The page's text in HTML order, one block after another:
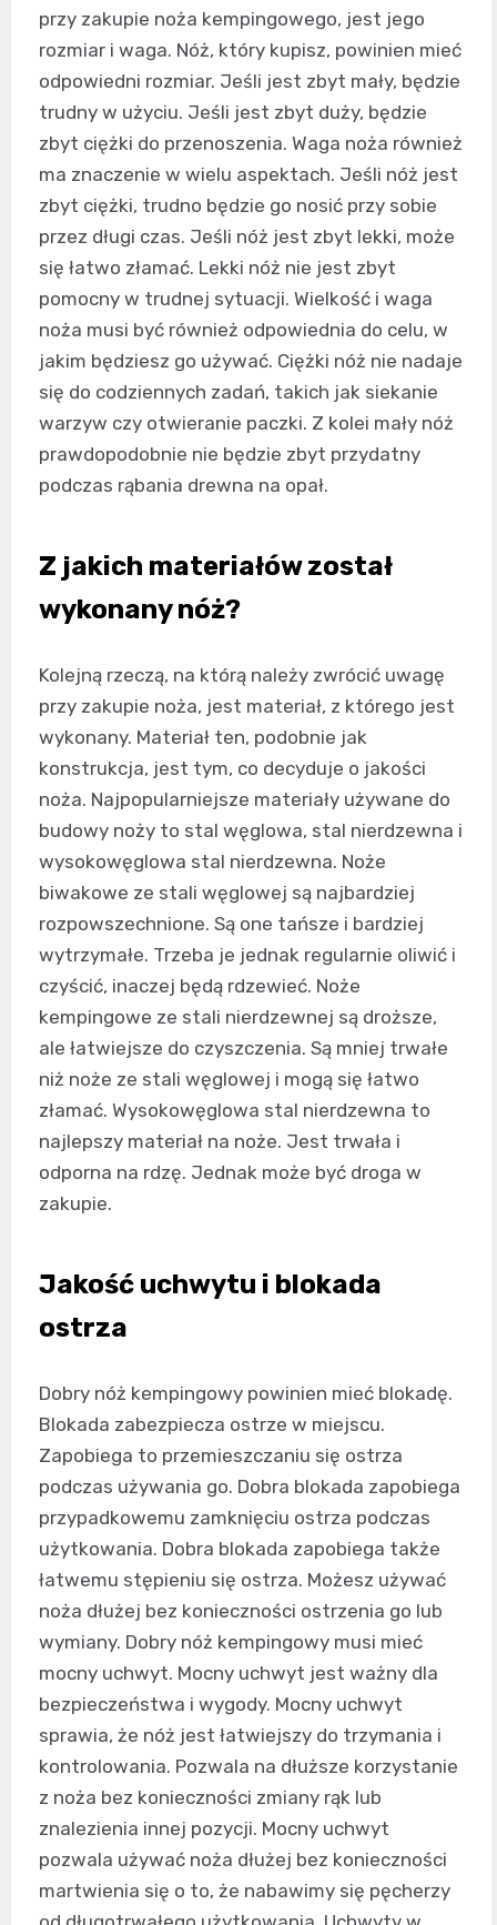
przy zakupie noża kempingowego, jest jego
rozmiar i waga. Nóż, który kupisz, powinien mieć
odpowiedni rozmiar. Jeśli jest zbyt mały, będzie
trudny w użyciu. Jeśli jest zbyt duży, będzie
zbyt ciężki do przenoszenia. Waga noża również
ma znaczenie w wielu aspektach. Jeśli nóż jest
zbyt ciężki, trudno będzie go nosić przy sobie
przez długi czas. Jeśli nóż jest zbyt lekki, może
się łatwo złamać. Lekki nóż nie jest zbyt
pomocny w trudnej sytuacji. Wielkość i waga
noża musi być również odpowiednia do celu, w
jakim będziesz go używać. Ciężki nóż nie nadaje
się do codziennych zadań, takich jak siekanie
warzyw czy otwieranie paczki. Z kolei mały nóż
prawdopodobnie nie będzie zbyt przydatny
podczas rąbania drewna na opał.
Z jakich materiałów został
wykonany nóż?
Kolejną rzeczą, na którą należy zwrócić uwagę
przy zakupie noża, jest materiał, z którego jest
wykonany. Materiał ten, podobnie jak
konstrukcja, jest tym, co decyduje o jakości
noża. Najpopularniejsze materiały używane do
budowy noży to stal węglowa, stal nierdzewna i
wysokowęglowa stal nierdzewna. Noże
biwakowe ze stali węglowej są najbardziej
rozpowszechnione. Są one tańsze i bardziej
wytrzymałe. Trzeba je jednak regularnie oliwić i
czyścić, inaczej będą rdzewieć. Noże
kempingowe ze stali nierdzewnej są droższe,
ale łatwiejsze do czyszczenia. Są mniej trwałe
niż noże ze stali węglowej i mogą się łatwo
złamać. Wysokowęglowa stal nierdzewna to
najlepszy materiał na noże. Jest trwała i
odporna na rdzę. Jednak może być droga w
zakupie.
Jakość uchwytu i blokada
ostrza
Dobry nóż kempingowy powinien mieć blokadę.
Blokada zabezpiecza ostrze w miejscu.
Zapobiega to przemieszczaniu się ostrza
podczas używania go. Dobra blokada zapobiega
przypadkowemu zamknięciu ostrza podczas
użytkowania. Dobra blokada zapobiega także
łatwemu stępieniu się ostrza. Możesz używać
noża dłużej bez konieczności ostrzenia go lub
wymiany. Dobry nóż kempingowy musi mieć
mocny uchwyt. Mocny uchwyt jest ważny dla
bezpieczeństwa i wygody. Mocny uchwyt
sprawia, że nóż jest łatwiejszy do trzymania i
kontrolowania. Pozwala na dłuższe korzystanie
z noża bez konieczności zmiany rąk lub
znalezienia innej pozycji. Mocny uchwyt
pozwala używać noża dłużej bez konieczności
martwienia się o to, że nabawimy się pęcherzy